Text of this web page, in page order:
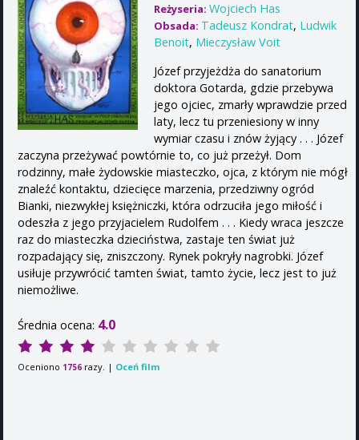
Reżyseria: Wojciech Has
Obsada: Tadeusz Kondrat, Ludwik
Benoit, Mieczysław Voit
Józef przyjeżdża do sanatorium
doktora Gotarda, gdzie przebywa
jego ojciec, zmarły wprawdzie przed
laty, lecz tu przeniesiony w inny
wymiar czasu i znów żyjący . . . Józef
zaczyna przeżywać powtórnie to, co już przeżył. Dom
rodzinny, małe żydowskie miasteczko, ojca, z którym nie mógł
znaleźć kontaktu, dziecięce marzenia, przedziwny ogród
Bianki, niezwykłej księżniczki, która odrzuciła jego miłość i
odeszła z jego przyjacielem Rudolfem . . . Kiedy wraca jeszcze
raz do miasteczka dzieciństwa, zastaje ten świat już
rozpadający się, zniszczony. Rynek pokryły nagrobki. Józef
usiłuje przywrócić tamten świat, tamto życie, lecz jest to już
niemożliwe.
Średnia ocena: 4.0
Oceniono 1756 razy. | Oceń film